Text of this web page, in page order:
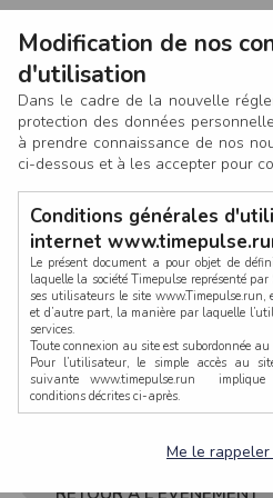
CONNEXION
RETOUR À L'ÉVÈNEMENT
Modification de nos
d'utilisation
Dans le cadre de la nouvelle
protection des données
à prendre connaissance de nos
ci-dessous et à les accepter pour
Conditions générales
internet
Le présent document a pour objet de
laquelle la société Timepulse représenté
ses utilisateurs le site www.Timepulse.run,
et d’autre part, la manière par laquelle
services.
Toute connexion au site est subordonnée au
Pour l’utilisateur, le simple accès au
suivante www.timepulse.run implique
conditions décrites ci-après.
La structure générale du site
soit, sans l'autorisation préalable et par
Me le